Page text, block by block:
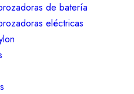
de batería
eléctricas